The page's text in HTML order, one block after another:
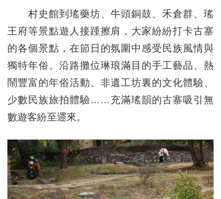
村史館到瑤藥坊、牛頭銅鼓、禾倉群、瑤
王府等景點遊人接踵擦肩，大家紛紛打卡古寨
的各個景點，在節日的氛圍中感受民族風情與
獨特年俗。沿路攤位琳琅滿目的手工藝品、熱
鬧豐富的年俗活動、非遺工坊裏的文化體驗、
少數民族旅拍體驗……充滿瑤韻的古寨吸引無
數遊客紛至遝來。